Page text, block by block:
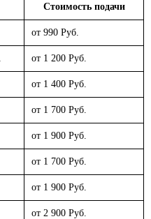
Стоимость подачи
от 990 Руб.
от 1 200 Руб.
от 1 400 Руб.
от 1 700 Руб.
от 1 900 Руб.
от 1 700 Руб.
от 1 900 Руб.
от 2 900 Руб.